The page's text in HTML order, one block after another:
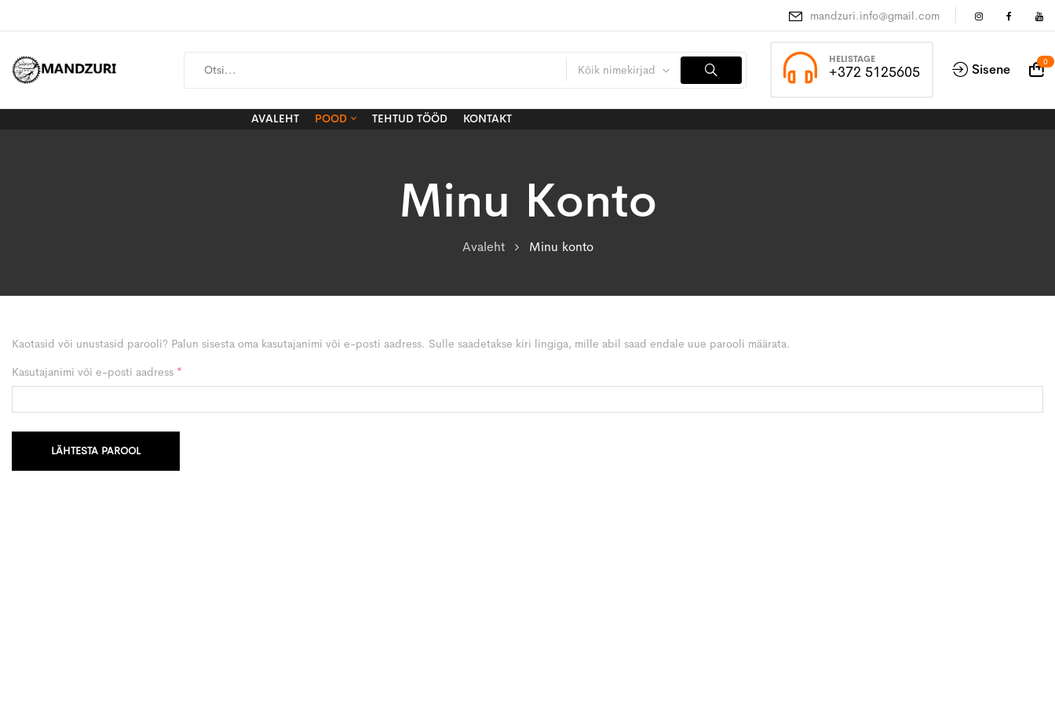
mandzuri.info@gmail.com
Kõik nimekirjad
HELISTAGE
+372 5125605 Sisene 0
AVALEHT POOD TEHTUD TÖÖD KONTAKT
Minu Konto
Avaleht Minu konto
Kaotasid või unustasid parooli? Palun sisesta oma kasutajanimi või e-posti aadress. Sulle saadetakse kiri lingiga, mille abil saad endale uue parooli määrata.
Kasutajanimi või e-posti aadress *
LÄHTESTA PAROOL